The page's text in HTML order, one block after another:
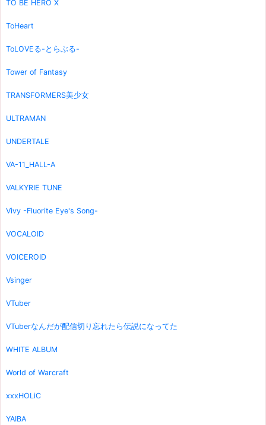
TO BE HERO X
ToHeart
ToLOVEる-とらぶる-
Tower of Fantasy
TRANSFORMERS美少女
ULTRAMAN
UNDERTALE
VA-11_HALL-A
VALKYRIE TUNE
Vivy -Fluorite Eye's Song-
VOCALOID
VOICEROID
Vsinger
VTuber
VTuberなんだが配信切り忘れたら伝説になってた
WHITE ALBUM
World of Warcraft
xxxHOLiC
YAIBA